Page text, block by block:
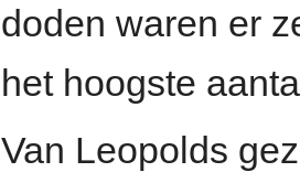
doden waren er
het hoogste
Van Leopolds